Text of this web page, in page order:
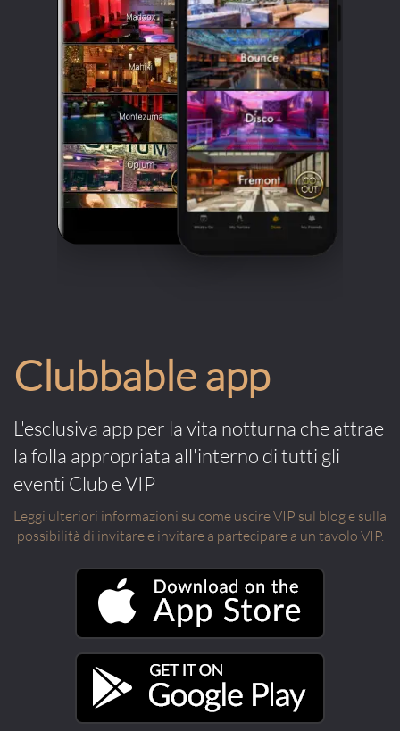
Clubbable app
L'esclusiva app per la vita notturna che attrae
la folla appropriata all'interno di tutti gli
eventi Club e VIP
Leggi ulteriori informazioni su come uscire VIP sul blog e sulla
possibilità di invitare e invitare a partecipare a un tavolo VIP.